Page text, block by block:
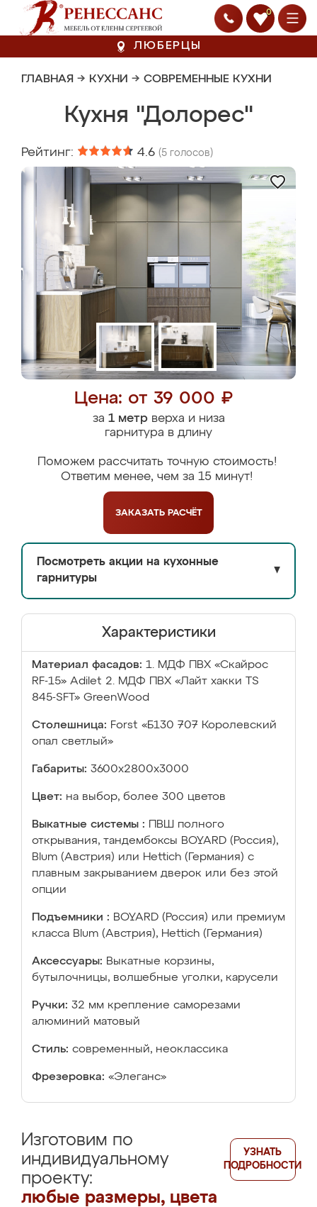
0
ЛЮБЕРЦЫ
ГЛАВНАЯ → КУХНИ → СОВРЕМЕННЫЕ КУХНИ
Кухня "Долорес"
Рейтинг: 4.6 (5 голосов)
Цена: от 39 000 ₽
за 1 метрверха и низа
гарнитура в длину
Поможем рассчитать точную стоимость!
Ответим менее, чем за 15 минут!
ЗАКАЗАТЬ РАСЧЁТ
Посмотреть акции на кухонные
гарнитуры
▼
Характеристики
Материал фасадов: 1. МДФ ПВХ «Скайрос
RF-15» Adilet 2. МДФ ПВХ «Лайт хакки TS
845-SFT» GreenWood
Столешница: Forst «Б130 707 Королевский
опал светлый»
Габариты: 3600х2800х3000
Цвет: на выбор, более 300 цветов
Выкатные системы :
ПВШ полного
открывания, тандембоксы BOYARD (Россия),
Blum (Австрия) или Hettich (Германия) с
плавным закрыванием дверок или без этой
опции
Подъемники : BOYARD (Россия) или премиум
класса Blum (Австрия), Hettich (Германия)
Аксессуары: Выкатные корзины,
бутылочницы, волшебные уголки, карусели
Ручки: 32 мм крепление саморезами
алюминий матовый
Стиль: современный, неоклассика
Фрезеровка: «Элеганс»
Изготовим по
индивидуальному
проекту:
любые размеры, цвета
УЗНАТЬ
ПОДРОБНОСТИ